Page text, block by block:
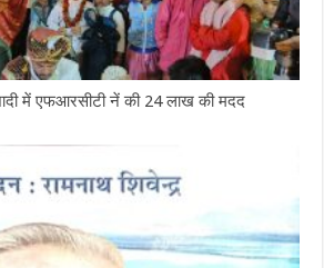
में एफआरसीटी नें की 24 लाख की मदद